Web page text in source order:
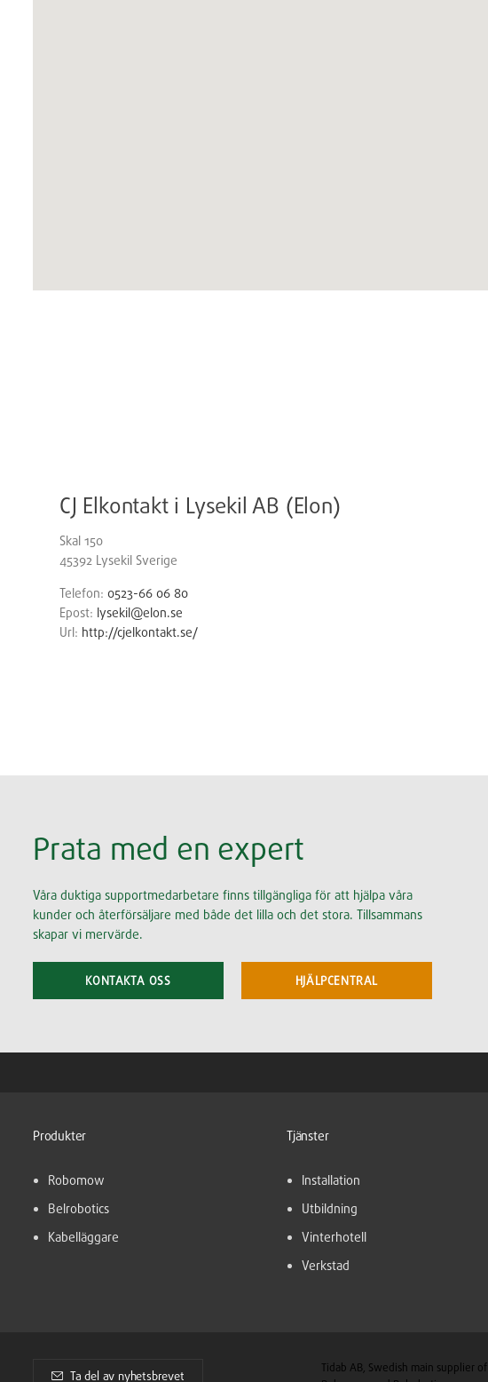
CJ Elkontakt i Lysekil AB (Elon)
Skal 150
45392 Lysekil Sverige
Telefon: 0523-66 06 80
Epost: lysekil@elon.se
Url: http://cjelkontakt.se/
Prata med en expert
Våra duktiga supportmedarbetare finns tillgängliga för att hjälpa våra
kunder och återförsäljare med både det lilla och det stora. Tillsammans
skapar vi mervärde.
KONTAKTA OSS HJÄLPCENTRAL
Produkter
Robomow
Belrobotics
Kabelläggare
Tjänster
Installation
Utbildning
Vinterhotell
Verkstad
Ta del av nyhetsbrevet
Tidab AB, Swedish main supplier of